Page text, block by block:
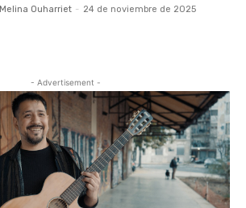
Melina Ouharriet - 24 de noviembre de 2025
- Advertisement -